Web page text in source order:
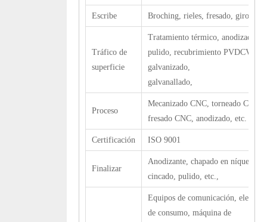
Escribe Broching, rieles, fresado, giro
Tráfico de
superficie
Tratamiento térmico, anodizado,
pulido, recubrimiento PVDCVD,
galvanizado,
galvanallado,
Proceso
Mecanizado CNC, torneado CNC,
fresado CNC, anodizado, etc.
Certificación ISO 9001
Finalizar
Anodizante, chapado en níquel,
cincado, pulido, etc.,
Equipos de comunicación,
de consumo, máquina de